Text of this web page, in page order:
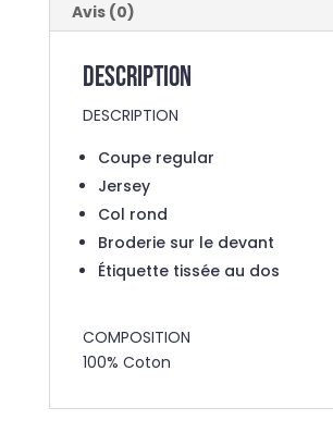
Avis (0)
Description
DESCRIPTION
Coupe regular
Jersey
Col rond
Broderie sur le devant
Étiquette tissée au dos
COMPOSITION
100% Coton